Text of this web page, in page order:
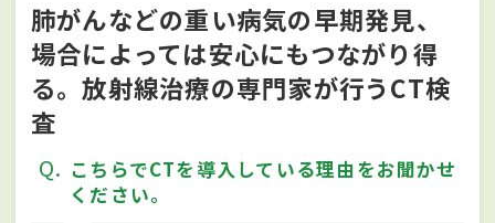
肺がんなどの重い病気の早期発見、
場合によっては安心にもつながり得
る。放射線治療の専門家が行うCT検
査
Q
こちらでCTを導入している理由をお聞かせ
ください。